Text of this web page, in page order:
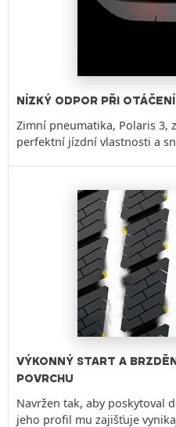
NÍZKÝ ODPOR PŘI
Zimní pneumatika, Polaris 3,
perfektní jízdní vlastnosti a
VÝKONNÝ START A
POVRCHU
Navržen tak, aby poskytoval
jeho profil mu zajišťuje